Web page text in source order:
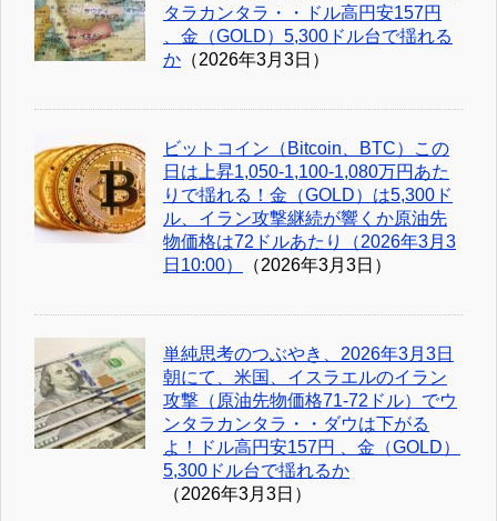
タラカンタラ・・ドル高円安157円
、金（GOLD）5,300ドル台で揺れる
か （2026年3月3日）
ビットコイン（Bitcoin、BTC）この
日は上昇1,050-1,100-1,080万円あた
りで揺れる！金（GOLD）は5,300ド
ル、イラン攻撃継続が響くか原油先
物価格は72ドルあたり（2026年3月3
日10:00）
（2026年3月3日）
単純思考のつぶやき、2026年3月3日
朝にて、米国、イスラエルのイラン
攻撃（原油先物価格71-72ドル）でウ
ンタラカンタラ・・ダウは下がる
よ！ドル高円安157円 、金（GOLD）
5,300ドル台で揺れるか
（2026年3月3日）